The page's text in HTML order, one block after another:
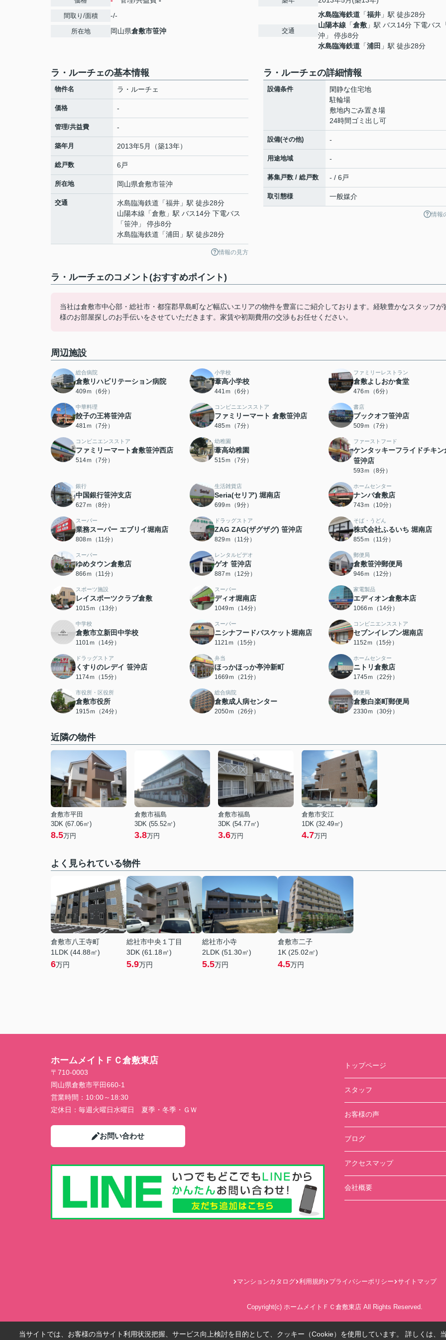
間取り/面積 -/-
所在地 岡山県倉敷市笹沖 交通
水島臨海鉄道 「福井 」駅 徒歩28分
山陽本線 「倉敷 」駅 バス14分 下電バス
沖」 停歩8分
水島臨海鉄道 「浦田 」駅 徒歩28分
ラ・ルーチェの基本情報
物件名 ラ・ルーチェ
価格 -
管理/共益費 -
築年月 2013年5月（築13年）
総戸数 6戸
所在地 岡山県倉敷市笹沖
交通 水島臨海鉄道 「福井 」駅 徒歩28分
山陽本線 「倉敷 」駅 バス14分 下電バス
「笹沖」 停歩8分
水島臨海鉄道 「浦田 」駅 徒歩28分
情報の見方
ラ・ルーチェの詳細情報
設備条件
閑静な住宅地
駐輪場
敷地内ごみ置き場
24時間ゴミ出し可
設備(その他) -
用途地域 -
募集戸数 / 総戸数 - / 6戸
取引態様 一般媒介
情報
ラ・ルーチェのコメント(おすすめポイント)
当社は倉敷市中心部・総社市・都窪郡早島町など幅広いエリアの物件を豊富にご紹介しております。経験豊かなスタッフが
様のお部屋探しのお手伝いをさせていただきます。家賃や初期費用の交渉もお任せください。
周辺施設
総合病院
倉敷リハビリテーション病院
409ｍ（6分）
小学校
葦高小学校
441ｍ（6分）
ファミリーレストラン
倉敷よしおか食堂
476ｍ（6分）
中華料理
餃子の王将笹沖店
481ｍ（7分）
コンビニエンスストア
ファミリーマート 倉敷笹沖店
485ｍ（7分）
書店
ブックオフ笹沖店
509ｍ（7分）
コンビニエンスストア
ファミリーマート倉敷笹沖西店
514ｍ（7分）
幼稚園
葦高幼稚園
515ｍ（7分）
ファーストフード
ケンタッキーフライドチキン
笹沖店
593ｍ（8分）
銀行
中国銀行笹沖支店
627ｍ（8分）
生活雑貨店
Seria(セリア) 堀南店
699ｍ（9分）
ホームセンター
ナンバ倉敷店
743ｍ（10分）
スーパー
業務スーパー エブリイ堀南店
808ｍ（11分）
ドラッグストア
ZAG ZAG(ザグザグ) 笹沖店
829ｍ（11分）
そば・うどん
株式会社ふるいち 堀南店
855ｍ（11分）
スーパー
ゆめタウン倉敷店
866ｍ（11分）
レンタルビデオ
ゲオ 笹沖店
887ｍ（12分）
郵便局
倉敷笹沖郵便局
946ｍ（12分）
スポーツ施設
レイスポーツクラブ倉敷
1015ｍ（13分）
スーパー
ディオ堀南店
1049ｍ（14分）
家電製品
エディオン倉敷本店
1066ｍ（14分）
中学校
倉敷市立新田中学校
1101ｍ（14分）
スーパー
ニシナフードバスケット堀南店
1121ｍ（15分）
コンビニエンスストア
セブンイレブン堀南店
1152ｍ（15分）
ドラッグストア
くすりのレデイ 笹沖店
1174ｍ（15分）
弁当
ほっかほっか亭沖新町
1669ｍ（21分）
ホームセンター
ニトリ倉敷店
1745ｍ（22分）
市役所・区役所
倉敷市役所
1915ｍ（24分）
総合病院
倉敷成人病センター
2050ｍ（26分）
郵便局
倉敷白楽町郵便局
2330ｍ（30分）
近隣の物件
倉敷市平田
3DK (67.06㎡)
8.5万円
倉敷市福島
3DK (55.52㎡)
3.8万円
倉敷市福島
3DK (54.77㎡)
3.6万円
倉敷市安江
1DK (32.49㎡)
4.7万円
よく見られている物件
倉敷市八王寺町
1LDK (44.88㎡)
6万円
総社市中央１丁目
3DK (61.18㎡)
5.9万円
総社市小寺
2LDK (51.30㎡)
5.5万円
倉敷市二子
1K (25.02㎡)
4.5万円
ホームメイトＦＣ倉敷東店
〒710-0003
岡山県倉敷市平田660-1
営業時間： 10:00～18:30
定休日： 毎週火曜日水曜日 夏季・冬季・ＧＷ
お問い合わせ
トップページ
スタッフ
お客様の声
ブログ
アクセスマップ
会社概要
マンションカタログ 利用規約 プライバシーポリシー サイトマップ
Copyright(c) ホームメイトＦＣ倉敷東店 All Rights Reserved.
当サイトでは、お客様の当サイト利用状況把握、サービス向上検討を目的として、クッキー（Cookie）を使用しています。 詳しくは、